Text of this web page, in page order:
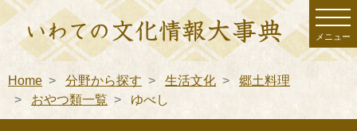
メニュー
Home 分野から探す 生活文化
郷土料理
おやつ類一覧
ゆべし